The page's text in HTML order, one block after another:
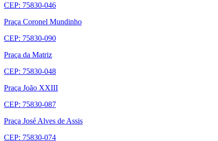
CEP: 75830-046
Praça Coronel Mundinho
CEP: 75830-090
Praça da Matriz
CEP: 75830-048
Praça João XXIII
CEP: 75830-087
Praça José Alves de Assis
CEP: 75830-074